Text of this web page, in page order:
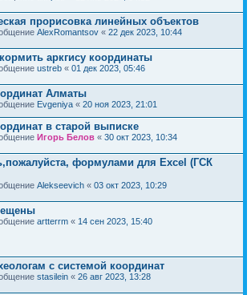
прорисовка линейных объектов
AlexRomantsov « 22 дек 2023, 10:44
аркгису координаты
ustreb « 01 дек 2023, 05:46
Алматы
Evgeniya « 20 ноя 2023, 21:01
в старой выписке
Игорь Белов « 30 окт 2023, 10:34
формулами для Excel (ГСК
Alekseevich « 03 окт 2023, 10:29
artterrm « 14 сен 2023, 15:40
с системой координат
stasilein « 26 авг 2023, 13:28